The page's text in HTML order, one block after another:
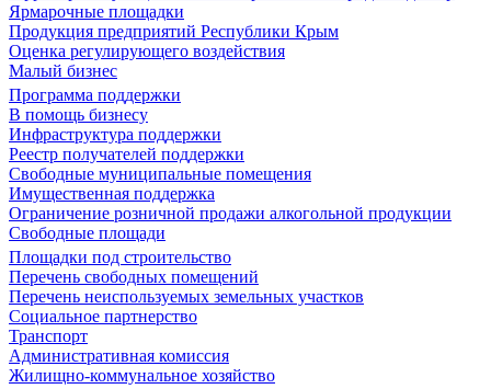
Ярмарочные площадки
Продукция предприятий Республики Крым
Оценка регулирующего воздействия
Малый бизнес
Программа поддержки
В помощь бизнесу
Инфраструктура поддержки
Реестр получателей поддержки
Свободные муниципальные помещения
Имущественная поддержка
Ограничение розничной продажи алкогольной продукции
Свободные площади
Площадки под строительство
Перечень свободных помещений
Перечень неиспользуемых земельных участков
Социальное партнерство
Транспорт
Административная комиссия
Жилищно-коммунальное хозяйство